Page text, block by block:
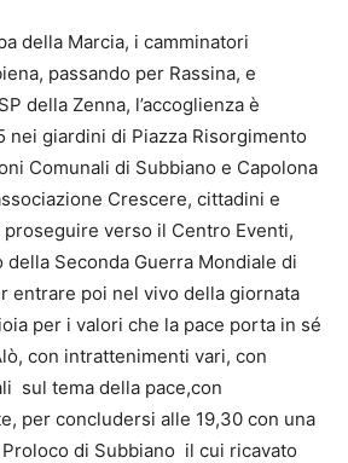
della Marcia, i camminatori
passando per Rassina, e
della Zenna, l’accoglienza è
nei giardini di Piazza Risorgimento
Comunali di Subbiano e Capolona
Crescere, cittadini e
verso il Centro Eventi,
Seconda Guerra Mondiale di
entrare poi nel vivo della giornata
per i valori che la pace porta in sé
con intrattenimenti vari, con
sul tema della pace,con
per concludersi alle 19,30 con una
di Subbiano il cui ricavato